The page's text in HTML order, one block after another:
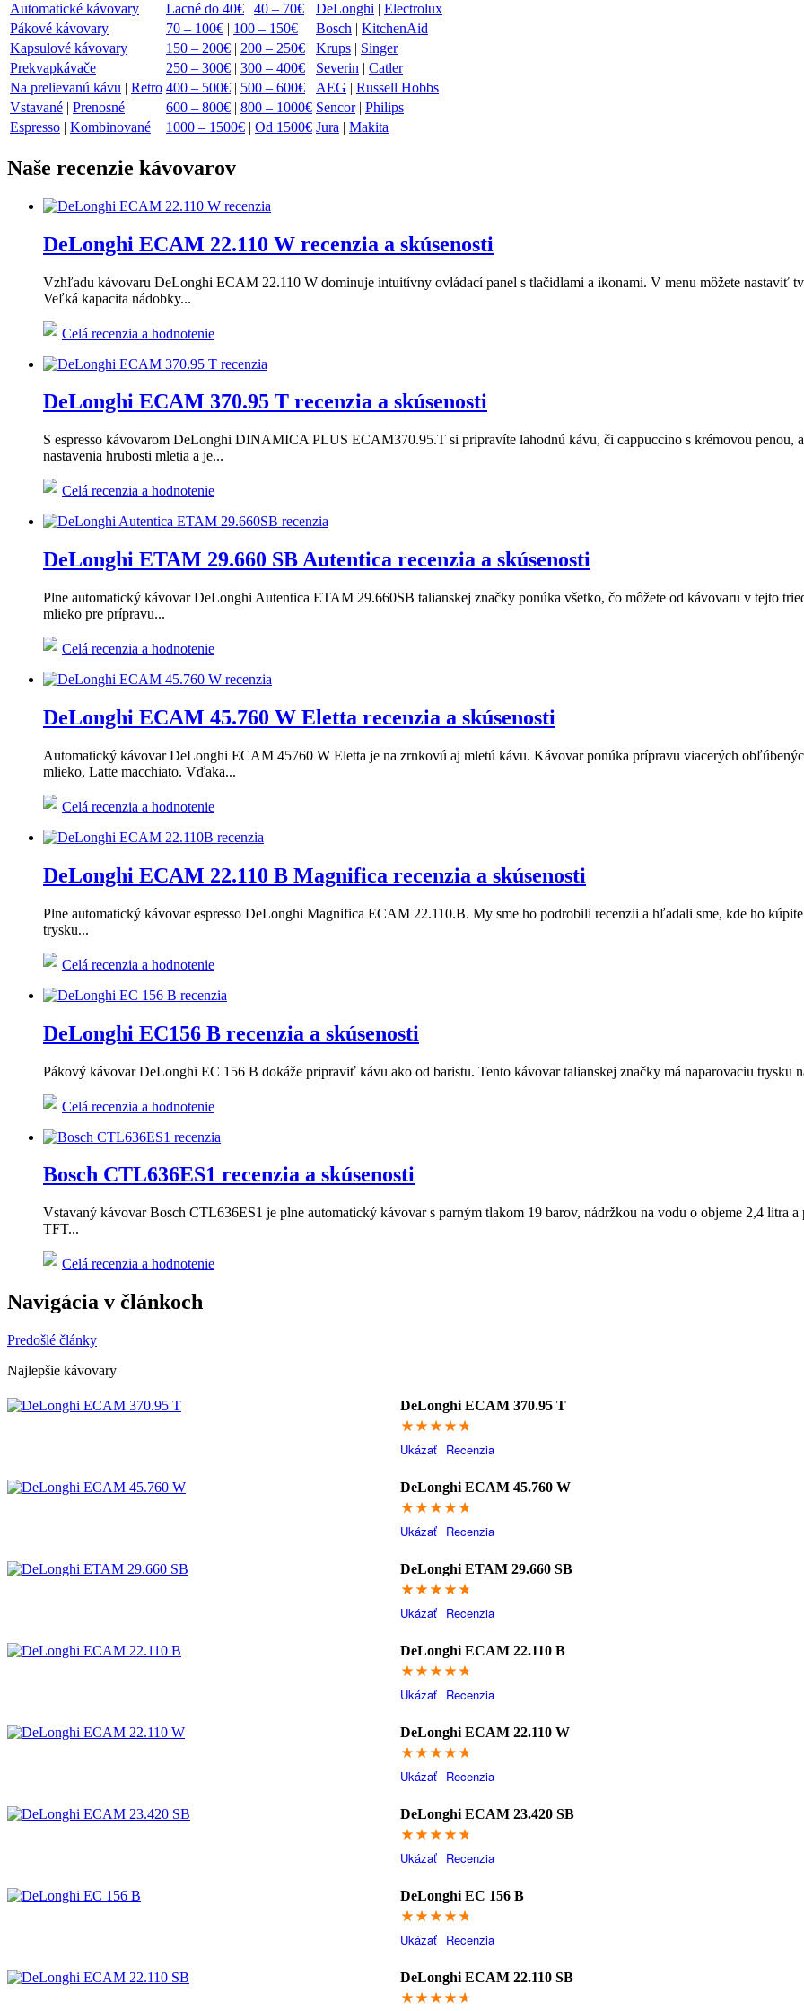
Automatické kávovary Lacné do 40€ | 40 – 70€ DeLonghi | Electrolux
Pákové kávovary
70 – 100€ | 100 – 150€ Bosch | KitchenAid
Kapsulové kávovary
150 – 200€ | 200 – 250€ Krups | Singer
Prekvapkávače
250 – 300€ | 300 – 400€ Severin | Catler
Na prelievanú kávu | Retro 400 – 500€ | 500 – 600€ AEG | Russell Hobbs
Vstavané | Prenosné 600 – 800€ | 800 – 1000€ Sencor| Philips
Espresso | Kombinované 1000 – 1500€ | Od 1500€ Jura | Makita
Naše recenzie kávovarov
DeLonghi ECAM 22.110 W recenzia a skúsenosti
Vzhľadu kávovaru DeLonghi ECAM 22.110 W dominuje intuitívny ovládací panel s tlačidlami a ikonami. V menu môžete nastaviť
Veľká kapacita nádobky...
Celá recenzia a hodnotenie
DeLonghi ECAM 370.95 T recenzia a skúsenosti
S espresso kávovarom DeLonghi DINAMICA PLUS ECAM370.95.T si pripravíte lahodnú kávu, či cappuccino s krémovou penou,
nastavenia hrubosti mletia a je...
Celá recenzia a hodnotenie
DeLonghi ETAM 29.660 SB Autentica recenzia a skúsenosti
Plne automatický kávovar DeLonghi Autentica ETAM 29.660SB talianskej značky ponúka všetko, čo môžete od kávovaru v tejto
mlieko pre prípravu...
Celá recenzia a hodnotenie
DeLonghi ECAM 45.760 W Eletta recenzia a skúsenosti
Automatický kávovar DeLonghi ECAM 45760 W Eletta je na zrnkovú aj mletú kávu. Kávovar ponúka prípravu viacerých
mlieko, Latte macchiato. Vďaka...
Celá recenzia a hodnotenie
DeLonghi ECAM 22.110 B Magnifica recenzia a skúsenosti
Plne automatický kávovar espresso DeLonghi Magnifica ECAM 22.110.B. My sme ho podrobili recenzii a hľadali sme, kde ho
trysku...
Celá recenzia a hodnotenie
DeLonghi EC156 B recenzia a skúsenosti
Pákový kávovar DeLonghi EC 156 B dokáže pripraviť kávu ako od baristu. Tento kávovar talianskej značky má naparovaciu trysku
Celá recenzia a hodnotenie
Bosch CTL636ES1 recenzia a skúsenosti
Vstavaný kávovar Bosch CTL636ES1 je plne automatický kávovar s parným tlakom 19 barov, nádržkou na vodu o objeme 2,4 litra
TFT...
Celá recenzia a hodnotenie
Navigácia v článkoch
Predošlé články
Najlepšie kávovary
DeLonghi ECAM 370.95 T
94.8
Ukázať Recenzia
DeLonghi ECAM 45.760 W
94.6
Ukázať Recenzia
DeLonghi ETAM 29.660 SB
94.4
Ukázať Recenzia
DeLonghi ECAM 22.110 B
94.2
Ukázať Recenzia
DeLonghi ECAM 22.110 W
94
Ukázať Recenzia
DeLonghi ECAM 23.420 SB
93.8
Ukázať Recenzia
DeLonghi EC 156 B
93.2
Ukázať Recenzia
DeLonghi ECAM 22.110 SB
92.6